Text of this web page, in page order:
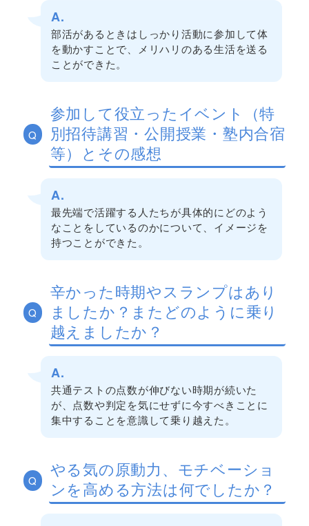
A.
部活があるときはしっかり活動に参加して体
を動かすことで、メリハリのある生活を送る
ことができた。
Q
参加して役立ったイベント（特
別招待講習・公開授業・塾内合宿
等）とその感想
A.
最先端で活躍する人たちが具体的にどのよう
なことをしているのかについて、イメージを
持つことができた。
Q
辛かった時期やスランプはあり
ましたか？またどのように乗り
越えましたか？
A.
共通テストの点数が伸びない時期が続いた
が、点数や判定を気にせずに今すべきことに
集中することを意識して乗り越えた。
Q
やる気の原動力、モチベーショ
ンを高める方法は何でしたか？